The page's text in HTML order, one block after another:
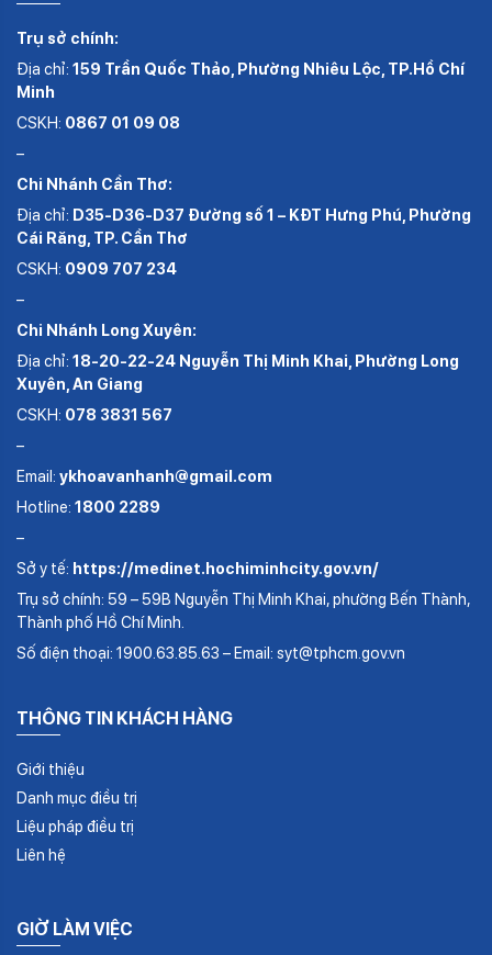
Trụ sở chính:
Địa chỉ: 159 Trần Quốc Thảo, Phường Nhiêu Lộc, TP.Hồ Chí
Minh
CSKH: 0867 01 09 08
–
Chi Nhánh Cần Thơ:
Địa chỉ: D35-D36-D37 Đường số 1 – KĐT Hưng Phú, Phường
Cái Răng, TP. Cần Thơ
CSKH: 0909 707 234
–
Chi Nhánh Long Xuyên:
Địa chỉ: 18-20-22-24 Nguyễn Thị Minh Khai, Phường Long
Xuyên, An Giang
CSKH: 078 3831 567
–
Email: ykhoavanhanh@gmail.com
Hotline: 1800 2289
–
Sở y tế: https://medinet.hochiminhcity.gov.vn/
Trụ sở chính: 59 – 59B Nguyễn Thị Minh Khai, phường Bến Thành,
Thành phố Hồ Chí Minh.
Số điện thoại: 1900.63.85.63 – Email: syt@tphcm.gov.vn
THÔNG TIN KHÁCH HÀNG
Giới thiệu
Danh mục điều trị
Liệu pháp điều trị
Liên hệ
GIỜ LÀM VIỆC